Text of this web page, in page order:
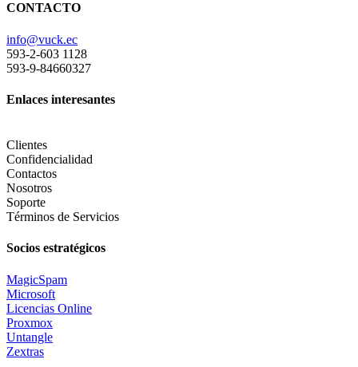
CONTACTO
info@vuck.ec
593-2-603 1128
593-9-84660327
Enlaces interesantes
Clientes
Confidencialidad
Contactos
Nosotros
Soporte
Términos de Servicios
Socios estratégicos
MagicSpam
Microsoft
Licencias Online
Proxmox
Untangle
Zextras